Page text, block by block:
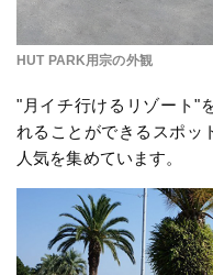
HUT PARK用宗の外観
"月イチ行けるリゾート"
れることができるスポッ
人気を集めています。